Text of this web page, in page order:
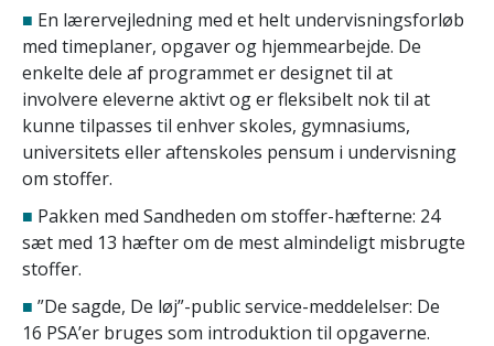
■ En lærervejledning med et helt undervisningsforløb
med timeplaner, opgaver og hjemmearbejde. De
enkelte dele af programmet er designet til at
involvere eleverne aktivt og er fleksibelt nok til at
kunne tilpasses til enhver skoles, gymnasiums,
universitets eller aftenskoles pensum i undervisning
om stoffer.
■ Pakken med Sandheden om stoffer-hæfterne: 24
sæt med 13 hæfter om de mest almindeligt misbrugte
stoffer.
■ ”De sagde, De løj”-public service-meddelelser: De
16 PSA’er bruges som introduktion til opgaverne.